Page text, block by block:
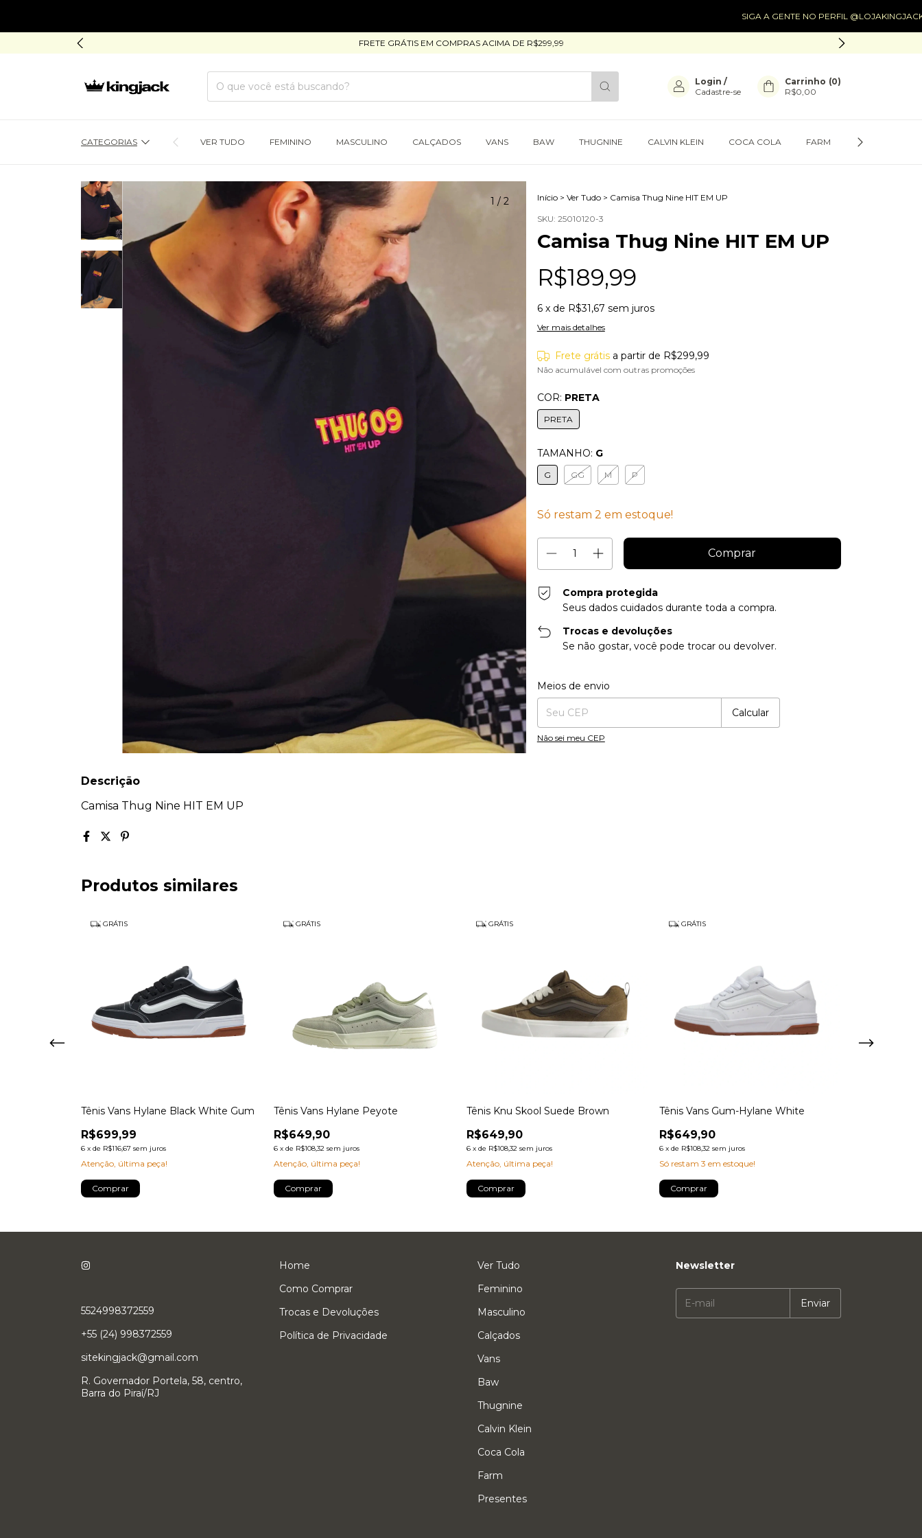
SIGA A GENTE NO PERFIL @LOJAKINGJACK SIGA
FRETE GRÁTIS EM COMPRAS ACIMA DE R$299,99
Login /
Cadastre-se
Carrinho (0)
R$0,00
CATEGORIAS VER TUDO FEMININO MASCULINO CALÇADOS VANS BAW THUGNINE CALVIN KLEIN COCA COLA FARM PRESENTES
1 / 2 Início > Ver Tudo > Camisa Thug Nine HIT EM UP
SKU: 25010120-3
Camisa Thug Nine HIT EM UP
R$189,99
6 x de R$31,67 sem juros
Ver mais detalhes
Frete grátis a partir de R$299,99
Não acumulável com outras promoções
COR: PRETA
PRETA
TAMANHO: G
G GG M P
Só restam 2 em estoque!
Compra protegida
Seus dados cuidados durante toda a compra.
Trocas e devoluções
Se não gostar, você pode trocar ou devolver.
Entregas para o CEP:
Meios de envio
Calcular
Não sei meu CEP
Descrição
Camisa Thug Nine HIT EM UP
Produtos similares
GRÁTIS
Tênis Vans Hylane Black White Gum
R$699,99
6 x de R$116,67 sem juros
Atenção, última peça!
Comprar
GRÁTIS
Tênis Vans Hylane Peyote
R$649,90
6 x de R$108,32 sem juros
Atenção, última peça!
Comprar
GRÁTIS
Tênis Knu Skool Suede Brown
R$649,90
6 x de R$108,32 sem juros
Atenção, última peça!
Comprar
GRÁTIS
Tênis Vans Gum-Hylane White
R$649,90
6 x de R$108,32 sem juros
Só restam 3 em estoque!
Comprar
5524998372559
+55 (24) 998372559
sitekingjack@gmail.com
R. Governador Portela, 58, centro,
Barra do Piraí/RJ
Home
Como Comprar
Trocas e Devoluções
Política de Privacidade
Ver Tudo
Feminino
Masculino
Calçados
Vans
Baw
Thugnine
Calvin Klein
Coca Cola
Farm
Presentes
Newsletter